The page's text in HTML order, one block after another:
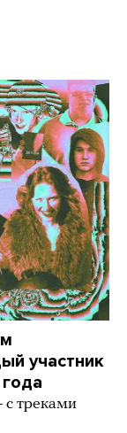
участник
с треками